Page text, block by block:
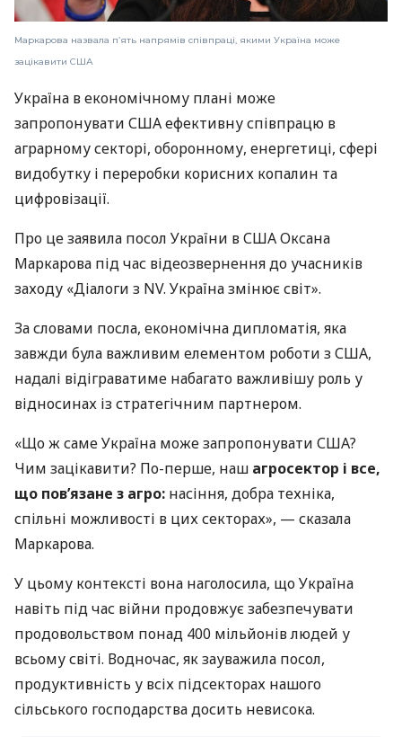
Маркарова назвала п’ять напрямів співпраці, якими Україна може
зацікавити США
Україна в економічному плані може
запропонувати США ефективну співпрацю в
аграрному секторі, оборонному, енергетиці, сфері
видобутку і переробки корисних копалин та
цифровізації.
Про це заявила посол України в США Оксана
Маркарова під час відеозвернення до учасників
заходу «Діалоги з NV. Україна змінює світ».
За словами посла, економічна дипломатія, яка
завжди була важливим елементом роботи з США,
надалі відіграватиме набагато важливішу роль у
відносинах із стратегічним партнером.
«Що ж саме Україна може запропонувати США?
Чим зацікавити? По-перше, наш агросектор і все,
що пов’язане з агро: насіння, добра техніка,
спільні можливості в цих секторах», — сказала
Маркарова.
У цьому контексті вона наголосила, що Україна
навіть під час війни продовжує забезпечувати
продовольством понад 400 мільйонів людей у
всьому світі. Водночас, як зауважила посол,
продуктивність у всіх підсекторах нашого
сільського господарства досить невисока.